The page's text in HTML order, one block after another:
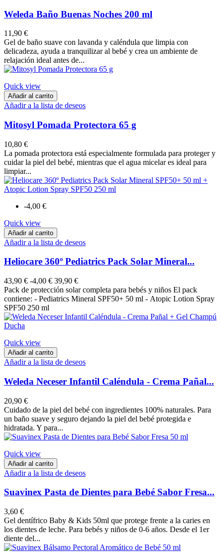
Weleda Baño Buenas Noches 200 ml
11,90 €
Gel de baño suave con lavanda y caléndula que limpia con
delicadeza, ayuda a tranquilizar al bebé y crea un ambiente de
relajación ideal antes de...
Quick view
Añadir al carrito
Añadir a la lista de deseos
Mitosyl Pomada Protectora 65 g
10,80 €
La pomada protectora está especialmente formulada para proteger y
cuidar la piel del bebé, mientras que el agua micelar es ideal para
limpiar...
-4,00 €
Quick view
Añadir al carrito
Añadir a la lista de deseos
Heliocare 360º Pediatrics Pack Solar Mineral...
43,90 € -4,00 € 39,90 €
Pack de protección solar completa para bebés y niños El pack
contiene: - Pediatrics Mineral SPF50+ 50 ml - Atopic Lotion Spray
SPF50 250 ml
Quick view
Añadir al carrito
Añadir a la lista de deseos
Weleda Neceser Infantil Caléndula - Crema Pañal...
20,90 €
Cuidado de la piel del bebé con ingredientes 100% naturales. Para
un baño suave y seguro dejando la piel del bebé protegida e
hidratada. Y para...
Quick view
Añadir al carrito
Añadir a la lista de deseos
Suavinex Pasta de Dientes para Bebé Sabor Fresa...
3,60 €
Gel dentífrico Baby & Kids 50ml que protege frente a la caries en
los dientes de leche. Para bebés y niños de 0-6 años. Desde el 1er
diente del...